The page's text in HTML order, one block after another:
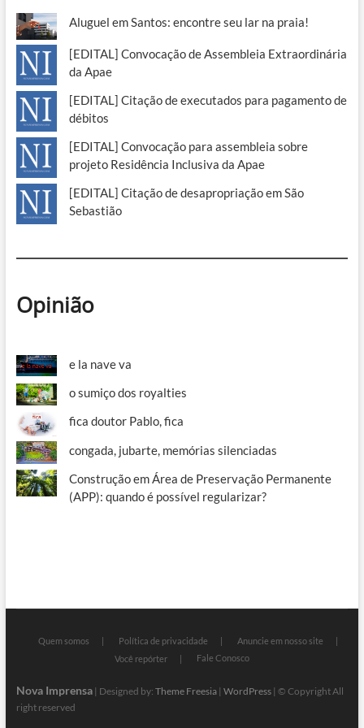
Aluguel em Santos: encontre seu lar na praia!
[EDITAL] Convocação de Assembleia Extraordinária
da Apae
[EDITAL] Citação de executados para pagamento de
débitos
[EDITAL] Convocação para assembleia sobre
projeto Residência Inclusiva da Apae
[EDITAL] Citação de desapropriação em São
Sebastião
Opinião
e la nave va
o sumiço dos royalties
fica doutor Pablo, fica
congada, jubarte, memórias silenciadas
Construção em Área de Preservação Permanente
(APP): quando é possível regularizar?
Quem somos Política de privacidade
Anuncie em nosso site
Você repórter
Fale Conosco
Nova Imprensa| Designed by: Theme Freesia| WordPress| © Copyright All
right reserved